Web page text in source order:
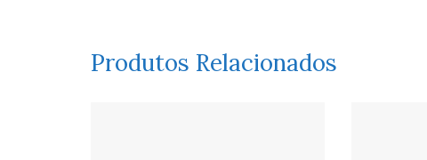
Produtos Relacionados